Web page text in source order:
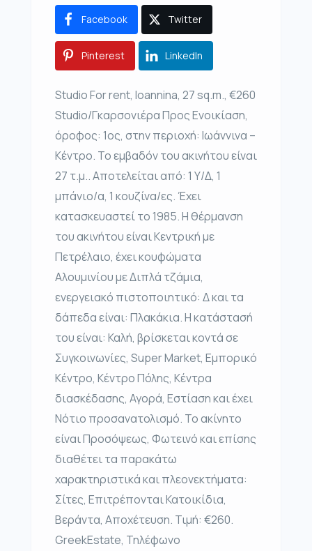
Facebook Twitter
Pinterest LinkedIn
Studio For rent, Ioannina, 27 sq.m., €260
Studio/Γκαρσονιέρα Προς Ενοικίαση,
όροφος: 1ος, στην περιοχή: Ιωάννινα –
Κέντρο. Το εμβαδόν του ακινήτου είναι
27 τ.μ.. Αποτελείται από: 1 Υ/Δ, 1
μπάνιο/α, 1 κουζίνα/ες. Έχει
κατασκευαστεί το 1985. Η θέρμανση
του ακινήτου είναι Κεντρική με
Πετρέλαιο, έχει κουφώματα
Αλουμινίου με Διπλά τζάμια,
ενεργειακό πιστοποιητικό: Δ και τα
δάπεδα είναι: Πλακάκια. Η κατάστασή
του είναι: Καλή, βρίσκεται κοντά σε
Συγκοινωνίες, Super Market, Εμπορικό
Κέντρο, Κέντρο Πόλης, Κέντρα
διασκέδασης, Αγορά, Εστίαση και έχει
Νότιο προσανατολισμό. Το ακίνητο
είναι Προσόψεως, Φωτεινό και επίσης
διαθέτει τα παρακάτω
χαρακτηριστικά και πλεονεκτήματα:
Σίτες, Επιτρέπονται Κατοικίδια,
Βεράντα, Αποχέτευση. Τιμή: €260.
GreekEstate, Τηλέφωνο